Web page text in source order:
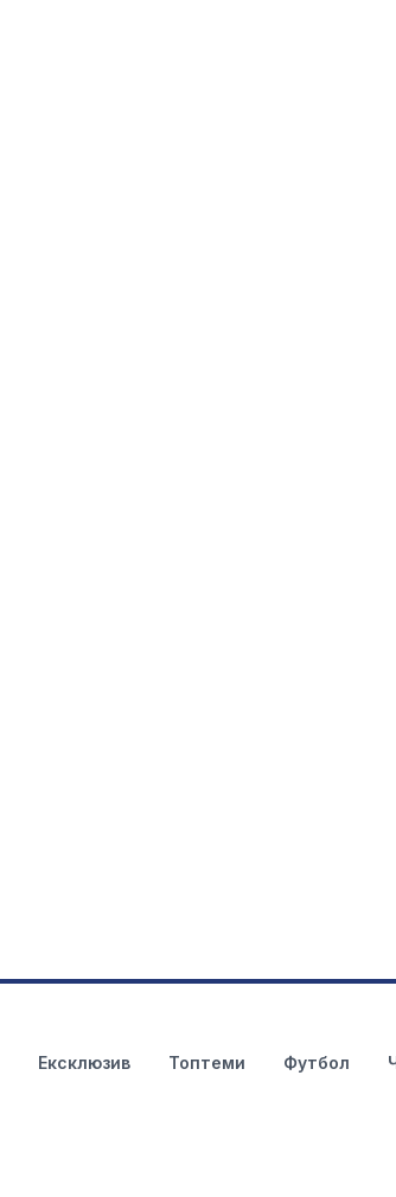
Ексклюзив Топтеми Футбол